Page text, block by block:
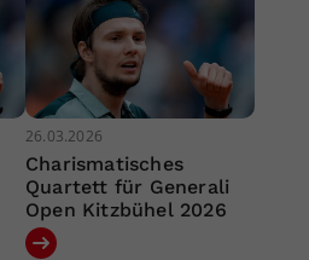
26.03.2026
Charismatisches
Quartett für Generali
Open Kitzbühel 2026